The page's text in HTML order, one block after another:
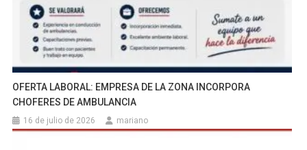
OFERTA LABORAL: EMPRESA DE LA ZONA INCORPORA
CHOFERES DE AMBULANCIA
16 de julio de 2026 mariano